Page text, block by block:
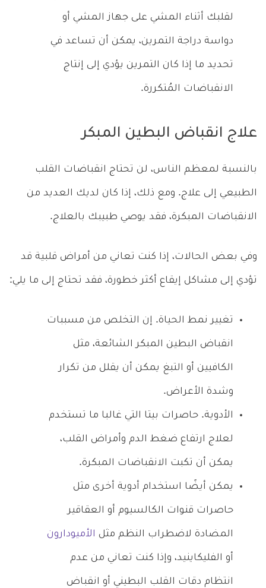
لقلبك أثناء المشي على جهاز المشي أو
دواسة دراجة التمرين، يمكن أن تساعد في
تحديد ما إذا كان التمرين يؤدي إلى إنتاج
الانقباضات المُتكررة.
علاج انقباض البطين المبكر
بالنسبة لمعظم الناس، لن تحتاج انقباضات القلب
الطبيعي إلى علاج. ومع ذلك، إذا كان لديك العديد من
الانقباضات المبكرة، فقد يوصي طبيبك بالعلاج.
وفي بعض الحالات، إذا كنت تعاني من أمراض قلبية قد
تؤدي إلى مشاكل إيقاع أكثر خطورة، فقد تحتاج إلى ما يلي:
تغيير نمط الحياة. إن التخلص من مسببات
انقباض البطين المبكر الشائعة، مثل
الكافيين أو التبغ يمكن أن يقلل من تكرار
وشدة الأعراض.
الأدوية. حاصرات بيتا التي غالبا ما تستخدم
لعلاج ارتفاع ضغط الدم وأمراض القلب،
يمكن أن تكبت الانقباضات المبكرة.
يمكن أيضًا استخدام أدوية أخرى مثل
حاصرات قنوات الكالسيوم أو العقاقير
المضادة لاضطراب النظم مثل الأميودارون
أو الفليكاينيد، وإذا كنت تعاني من عدم
انتظام دقات القلب البطيني أو انقباض